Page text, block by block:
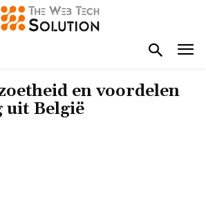
en voordelen
uit België